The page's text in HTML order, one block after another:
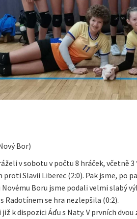
Bor)
v sobotu v počtu 8 hráček, včetně
Slavii Liberec (2:0). Pak jsme, po
Boru jsme podali velmi slabý
Radotínem se hra nezlepšila (0:2).
k dispozici Áďu s Naty. V prvních